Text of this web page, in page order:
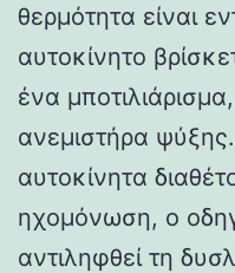
θερμότητα είναι
αυτοκίνητο
ένα
ανεμιστήρα
αυτοκίνητα
ηχομόνωση, ο
αντιληφθεί τη